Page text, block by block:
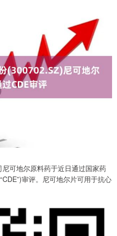
可地尔原料药于近日通过国家药
审评。尼可地尔片可用于抗心